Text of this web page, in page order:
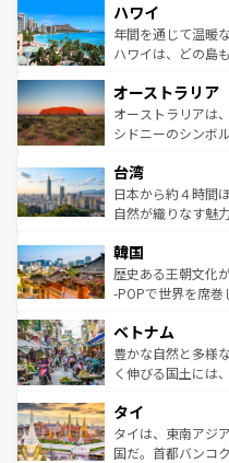
ば市内交通費無料で観
着のスイス情報は
のような巨大都市
ンメントが詰まっ
西部には大自然が
部のニューオーリ
文化が魅力。旅行
しみながら、その
ならではの贅沢な旅のスタイル
情報はコンテンツ
ハワイ
年間を通じて温暖
ハワイは、どの島
ワイ島は見逃せな
島だが、静かな自
おすすめ。エメラ
れるおもてなしの
人々、おいしいロ
ク、伝統的なフラ
ワイを、存分に味わってほしい。
はコンテンツ一覧
オーストラリア
オーストラリアは
シドニーのシンボ
リアリーフや大陸
ク）、タスマニア
ど、見どころがた
いる。アクティビ
ビング、ハイキン
い。オーストラリ
参照してほしい。
台湾
日本から約４時間
自然が織りなす魅
ン）、静ひつな山
と山間の静けさが
驚きをもたらして
容にもいいと評判
が味わ
照してほしい。
韓国
歴史ある王朝文化
-POPで世界を席巻
き、地方に足を延
できる。そして、
まで、さまざまな
リティに包まれな
覧を参照してほし
ベトナム
豊かな自然と多様
く伸びる国土には
急速な発展と共に
ーチミン市のフラ
醸し出している。
タイ
タイは、東南アジ
国だ。首都バンコ